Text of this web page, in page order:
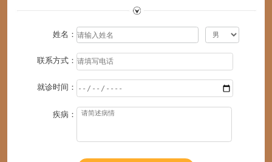
姓名：
联系方式：
就诊时间：
疾病：